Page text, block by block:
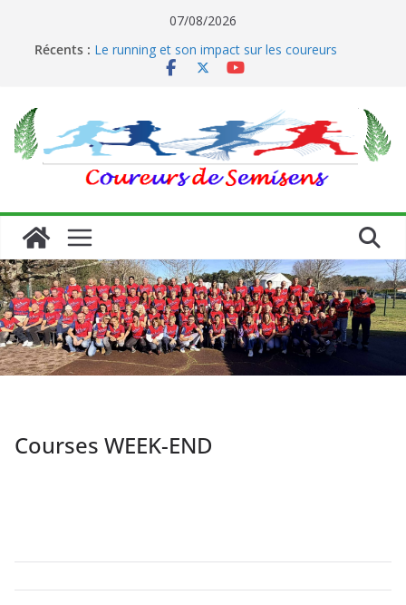
07/08/2026
Récents : Le running et son impact sur les coureurs
Les 10 bienfaits de la course à pied sur la santé
Courses WEEK-END